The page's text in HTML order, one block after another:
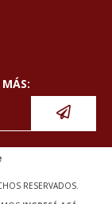
MÁS:
RESERVADOS.